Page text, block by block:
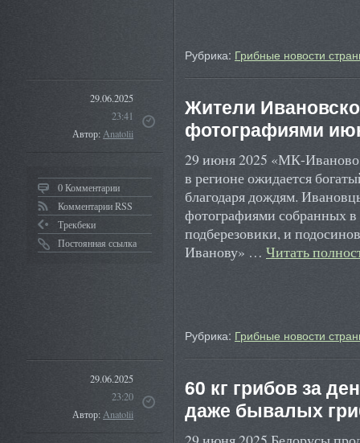
Рубрика: Грибные новости
29.06.2025
23:41
Автор:Anatolii
0 Комментарии
Комментарии RSS
Трекбеки
Постоянная ссылка
Жители
фотографиями
29 июня 2025 «МК-
в регионе ожидается
благодаря дождям.
фотографиями собранных в
подберезовики, и
Иванову» … Читать
Рубрика: Грибные новости
29.06.2025
23:20
Автор:Anatolii
60 кг грибов за
даже бывалых